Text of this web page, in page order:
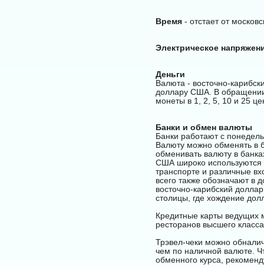
Время - отстает от
Электрическое
Деньги
Валюта - восточно-
доллару США. В
монеты в 1, 2, 5, 10 и 25
Банки и обмен валюты
Банки работают с
Валюту можно обменять в
обменивать валюту в
США широко используются
транспорте и различные
всего также обозначают в
восточно-карибский
столицы, где хождение
Кредитные карты ведущих
ресторанов высшего
Трэвел-чеки можно
чем по наличной валюте.
обменного курса,